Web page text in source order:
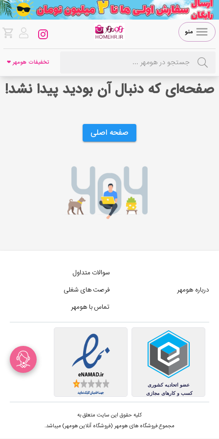
منو
تخفیفات هومهر ❤
صفحه‌ای که دنبال آن بودید پیدا نشد!
صفحه اصلی
درباره هومهر
سوالات متداول
فرصت های شغلی
تماس با هومهر
کلیه حقوق این سایت متعلق به
مجموع فروشگاه های هومهر (فروشگاه آنلاین هومهر) میباشد.